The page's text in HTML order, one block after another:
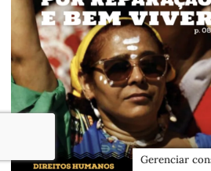
Gerenciar